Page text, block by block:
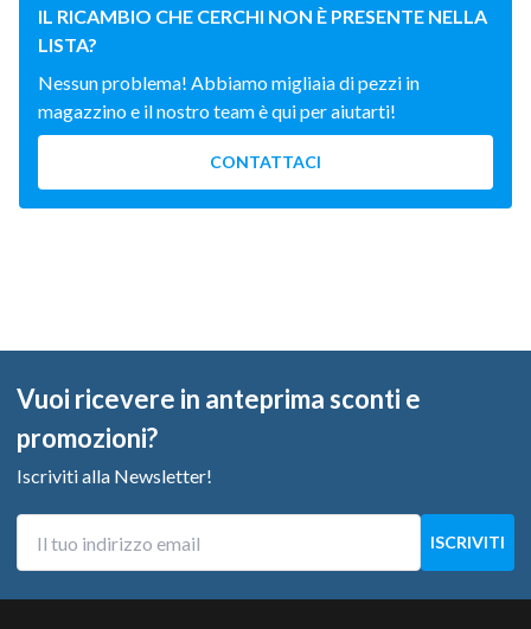
IL RICAMBIO CHE CERCHI NON È PRESENTE NELLA
LISTA?
Nessun problema! Abbiamo migliaia di pezzi in
magazzino e il nostro team è qui per aiutarti!
CONTATTACI
Vuoi ricevere in anteprima sconti e
promozioni?
Iscriviti alla Newsletter!